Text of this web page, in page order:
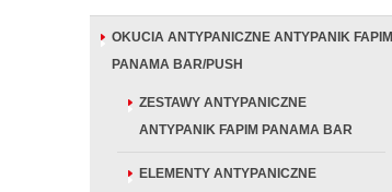
OKUCIA ANTYPANICZNE ANTYPANIK FAPIM
PANAMA BAR/PUSH
ZESTAWY ANTYPANICZNE
ANTYPANIK FAPIM PANAMA BAR
ELEMENTY ANTYPANICZNE